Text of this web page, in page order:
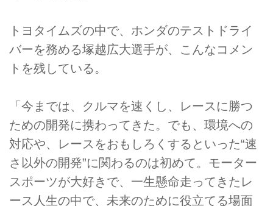
トヨタイムズの中で、ホンダのテストドライ
バーを務める塚越広大選手が、こんなコメン
トを残している。
「今までは、クルマを速くし、レースに勝つ
ための開発に携わってきた。でも、環境への
対応や、レースをおもしろくするといった“速
さ以外の開発”に関わるのは初めて。モーター
スポーツが大好きで、一生懸命走ってきたレ
ース人生の中で、未来のために役立てる場面